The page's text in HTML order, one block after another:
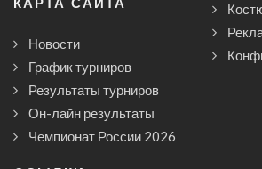
Новости
График турниров
Результаты турниров
Он-лайн результаты
Чемпионат России 2026